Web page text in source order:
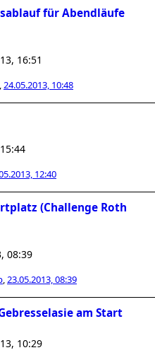
für Abendläufe
16:51
,24.05.2013, 10:48
12:40
(Challenge Roth
08:39
,23.05.2013, 08:39
am Start
10:29